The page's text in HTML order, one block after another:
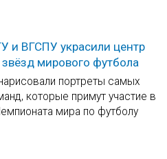
и ВГСПУ украсили центр
мирового футбола
портреты самых
которые примут участие в
мира по футболу